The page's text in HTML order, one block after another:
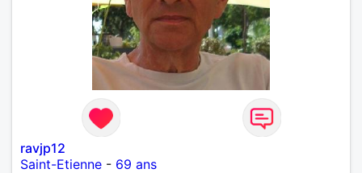
ravjp12
Saint-Etienne - 69 ans